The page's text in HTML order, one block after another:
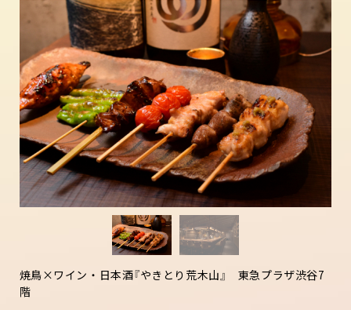
焼鳥×ワイン・日本酒『やきとり荒木山』 東急プラザ渋谷7
階